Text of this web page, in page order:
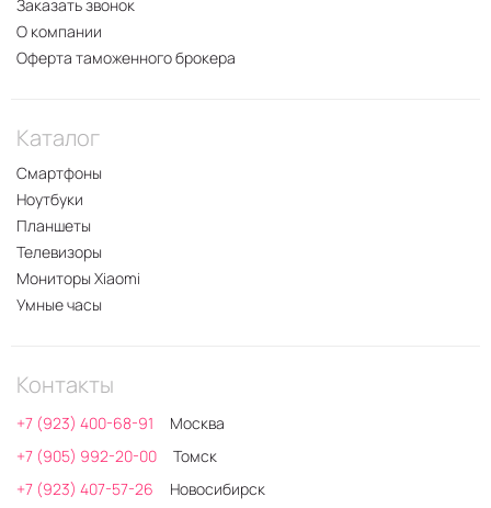
Заказать звонок
О компании
Оферта таможенного брокера
Каталог
Смартфоны
Ноутбуки
Планшеты
Телевизоры
Мониторы Xiaomi
Умные часы
Контакты
+7 (923) 400-68-91
Москва
+7 (905) 992-20-00
Томск
+7 (923) 407-57-26
Новосибирск